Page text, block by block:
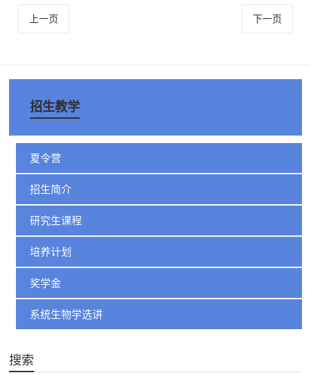
上一页 下一页
招生教学
夏令营
招生简介
研究生课程
培养计划
奖学金
系统生物学选讲
搜索